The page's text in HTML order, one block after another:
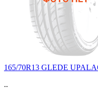
165/70R13 GLEDE
..